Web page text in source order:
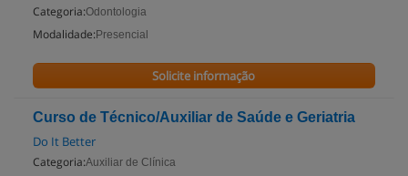
Categoria:Odontologia
Modalidade: Presencial
Solicite informação
Curso de Técnico/Auxiliar de Saúde e Geriatria
Do It Better
Categoria:Auxiliar de Clínica